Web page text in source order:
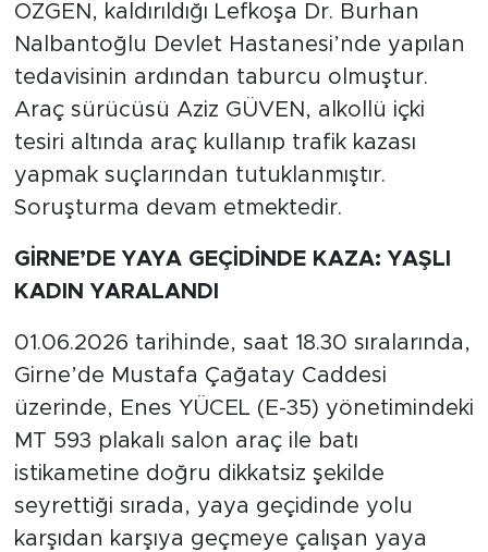
OZGEN, kaldırıldığı Lefkoşa Dr. Burhan
Nalbantoğlu Devlet Hastanesi’nde yapılan
tedavisinin ardından taburcu olmuştur.
Araç sürücüsü Aziz GÜVEN, alkollü içki
tesiri altında araç kullanıp trafik kazası
yapmak suçlarından tutuklanmıştır.
Soruşturma devam etmektedir.
GİRNE’DE YAYA GEÇİDİNDE KAZA: YAŞLI
KADIN YARALANDI
01.06.2026 tarihinde, saat 18.30 sıralarında,
Girne’de Mustafa Çağatay Caddesi
üzerinde, Enes YÜCEL (E-35) yönetimindeki
MT 593 plakalı salon araç ile batı
istikametine doğru dikkatsiz şekilde
seyrettiği sırada, yaya geçidinde yolu
karşıdan karşıya geçmeye çalışan yaya